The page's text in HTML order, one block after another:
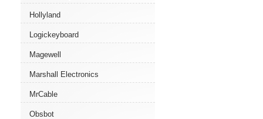
Hollyland
Logickeyboard
Magewell
Marshall Electronics
MrCable
Obsbot